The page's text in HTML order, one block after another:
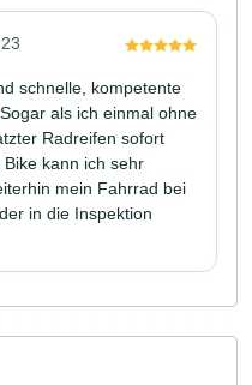
schnelle, kompetente
als ich einmal ohne
Radreifen sofort
kann ich sehr
mein Fahrrad bei
in die Inspektion